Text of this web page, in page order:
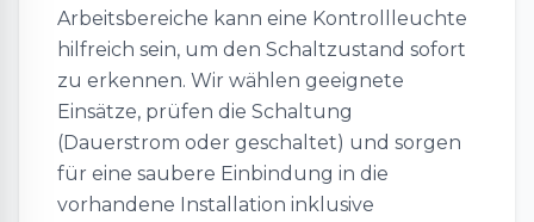
Arbeitsbereiche kann eine Kontrollleuchte
hilfreich sein, um den Schaltzustand sofort
zu erkennen. Wir wählen geeignete
Einsätze, prüfen die Schaltung
(Dauerstrom oder geschaltet) und sorgen
für eine saubere Einbindung in die
vorhandene Installation inklusive